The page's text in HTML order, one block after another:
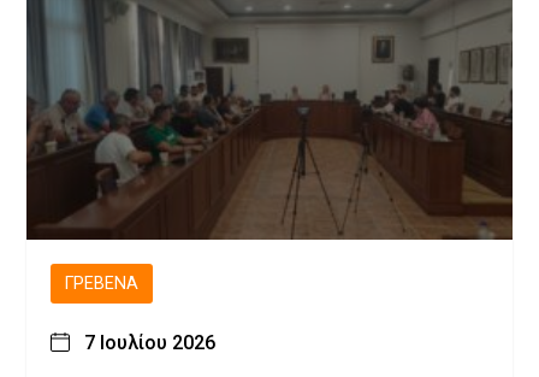
ΓΡΕΒΕΝΆ
7 Ιουλίου 2026